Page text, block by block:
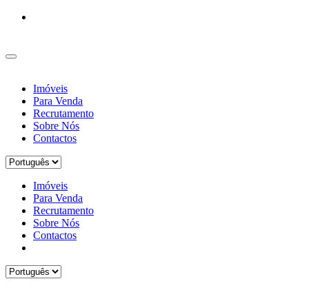
Imóveis
Para Venda
Recrutamento
Sobre Nós
Contactos
Imóveis
Para Venda
Recrutamento
Sobre Nós
Contactos